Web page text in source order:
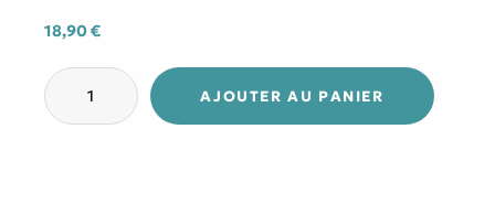
18,90€
quantité
de
Agathe
et
AJOUTER AU PANIER